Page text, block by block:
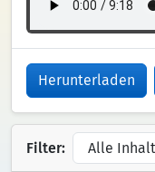
Herunterladen
Filter: